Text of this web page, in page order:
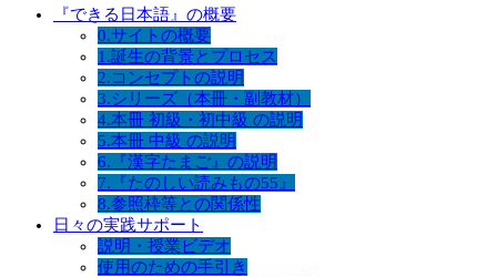
『できる日本語』の概要
0.サイトの概要
1.誕生の背景とプロセス
2.コンセプトの説明
3.シリーズ（本冊・副教材）
4.本冊 初級・初中級 の説明
5.本冊 中級 の説明
6.『漢字たまご』の説明
7.『たのしい読みもの55』
8.参照枠等との関係性
日々の実践サポート
説明・授業ビデオ
使用のための手引き